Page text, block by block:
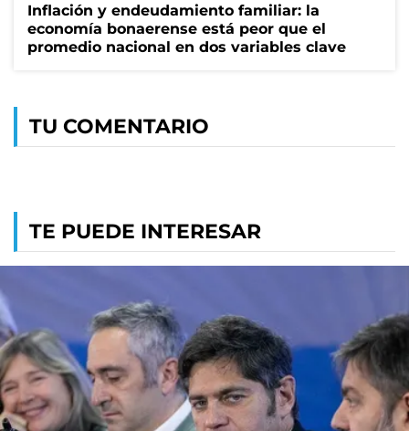
Inflación y endeudamiento familiar: la
economía bonaerense está peor que el
promedio nacional en dos variables clave
TU COMENTARIO
TE PUEDE INTERESAR